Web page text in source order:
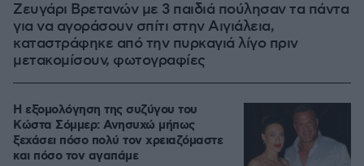
Ζευγάρι Βρετανών με 3 παιδιά πούλησαν τα πάντα
για να αγοράσουν σπίτι στην Αιγιάλεια,
καταστράφηκε από την πυρκαγιά λίγο πριν
μετακομίσουν, φωτογραφίες
Η εξομολόγηση της συζύγου του
Κώστα Σόμμερ: Ανησυχώ μήπως
ξεχάσει πόσο πολύ τον χρειαζόμαστε
και πόσο τον αγαπάμε